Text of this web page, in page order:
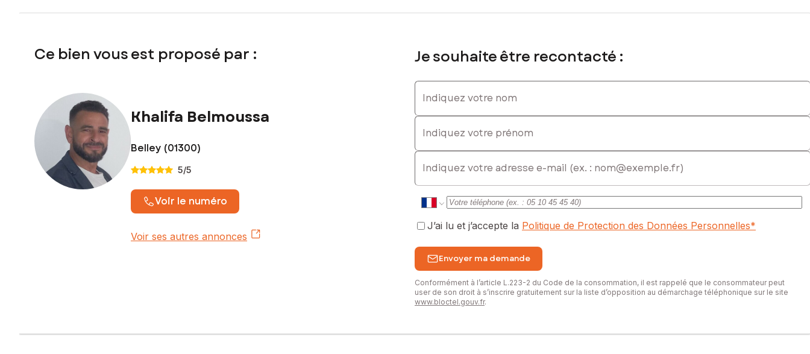
Ce bien vous est proposé par :
Khalifa Belmoussa
Belley (01300)
5/5
Voir le numéro
Voir ses autres annonces
Je souhaite être recontacté :
Indiquez votre nom
Indiquez votre prénom
E-mail
J’ai lu et j’accepte la Politique de Protection des Données Personnelles*
Envoyer ma demande
Conformément à l’article L.223-2 du Code de la consommation, il est rappelé que le consommateur peut
user de son droit à s’inscrire gratuitement sur la liste d’opposition au démarchage téléphonique sur le site
www.bloctel.gouv.fr.